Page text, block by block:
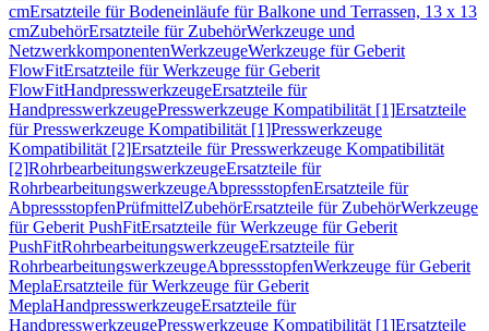
cmErsatzteile für Bodeneinläufe für Balkone und Terrassen, 13 x 13
cmZubehörErsatzteile für ZubehörWerkzeuge und
NetzwerkkomponentenWerkzeugeWerkzeuge für Geberit
FlowFitErsatzteile für Werkzeuge für Geberit
FlowFitHandpresswerkzeugeErsatzteile für
HandpresswerkzeugePresswerkzeuge Kompatibilität [1]Ersatzteile
für Presswerkzeuge Kompatibilität [1]Presswerkzeuge
Kompatibilität [2]Ersatzteile für Presswerkzeuge Kompatibilität
[2]RohrbearbeitungswerkzeugeErsatzteile für
RohrbearbeitungswerkzeugeAbpressstopfenErsatzteile für
AbpressstopfenPrüfmittelZubehörErsatzteile für ZubehörWerkzeuge
für Geberit PushFitErsatzteile für Werkzeuge für Geberit
PushFitRohrbearbeitungswerkzeugeErsatzteile für
RohrbearbeitungswerkzeugeAbpressstopfenWerkzeuge für Geberit
MeplaErsatzteile für Werkzeuge für Geberit
MeplaHandpresswerkzeugeErsatzteile für
HandpresswerkzeugePresswerkzeuge Kompatibilität [1]Ersatzteile